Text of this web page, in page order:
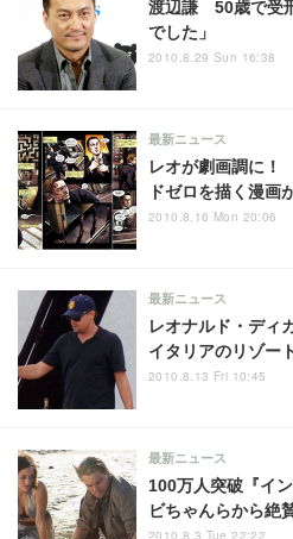
渡辺謙 50歳で受
でした」
2010.8.29 Sun 16:38
レオが劇画調に
ドゼロを描く漫画
最新ニュース
2010.8.16 Mon 20:06
レオナルド・ディ
イタリアのリゾー
最新ニュース
2010.8.13 Fri 10:45
100万人突破『イ
ビちゃんらから絶
最新ニュース